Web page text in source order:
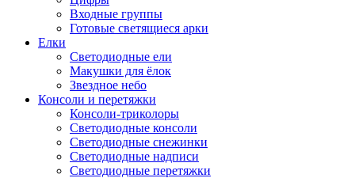
Входные группы
Готовые светящиеся арки
Елки
Светодиодные ели
Макушки для ёлок
Звездное небо
Консоли и перетяжки
Консоли-триколоры
Светодиодные консоли
Светодиодные снежинки
Светодиодные надписи
Светодиодные перетяжки